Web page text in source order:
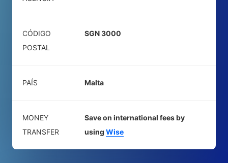
CÓDIGO
POSTAL
SGN 3000
PAÍS Malta
MONEY
TRANSFER
Save on international fees by
using Wise